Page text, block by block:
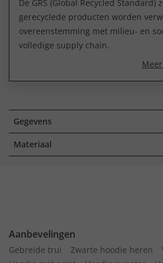
De GRS (Global Recycled Standard)
gerecyclede producten worden
overeenstemming met milieu- en
volledige supply chain.
Gegevens
Materiaal
Aanbevelingen
Gebreide trui Zwarte hoodie heren